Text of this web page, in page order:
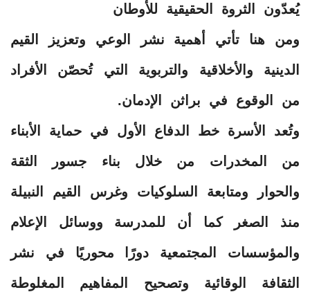
يُعدّون الثروة الحقيقية للأوطان
ومن هنا تأتي أهمية نشر الوعي وتعزيز القيم
الدينية والأخلاقية والتربوية التي تُحصّن الأفراد
من الوقوع في براثن الإدمان.
وتُعد الأسرة خط الدفاع الأول في حماية الأبناء
من المخدرات من خلال بناء جسور الثقة
والحوار ومتابعة السلوكيات وغرس القيم النبيلة
منذ الصغر كما أن للمدرسة ووسائل الإعلام
والمؤسسات المجتمعية دورًا محوريًا في نشر
الثقافة الوقائية وتصحيح المفاهيم المغلوطة